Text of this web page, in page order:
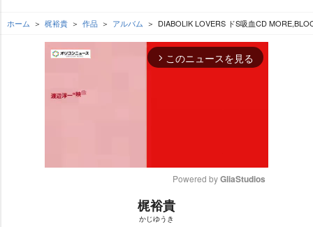
ホーム 梶裕貴 作品 アルバム DIABOLIK LOVERS ドS吸血CD
arrow_forward_ios このニュースを見る
Powered by GliaStudios
梶裕貴
かじゆうき